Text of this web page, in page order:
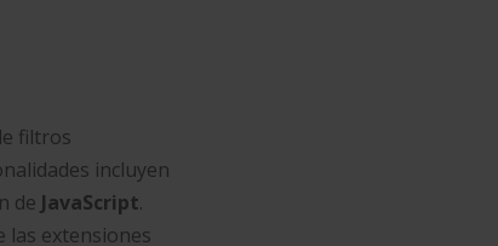
filtros
incluyen
de JavaScript.​
las extensiones